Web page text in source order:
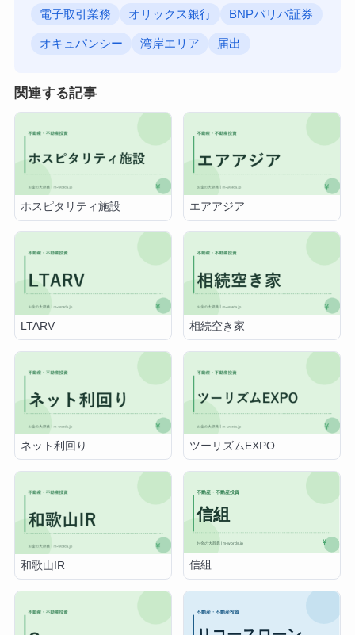
電子取引業務 オリックス銀行 BNPパリバ証券
オキュパンシー 湾岸エリア 届出
関連する記事
ホスピタリティ施設 エアアジア
LTARV 相続空き家
ネット利回り ツーリズムEXPO
和歌山IR 信組